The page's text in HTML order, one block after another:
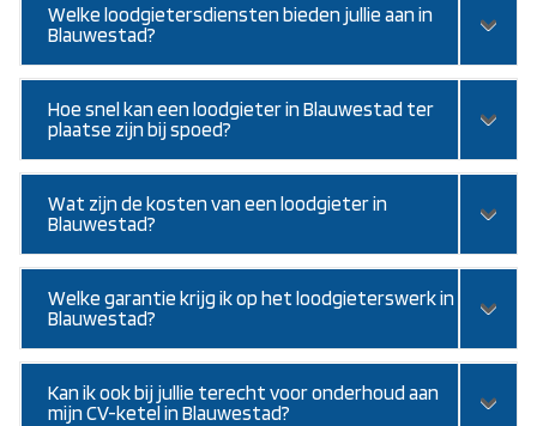
Welke loodgietersdiensten bieden jullie aan in
Blauwestad?
Hoe snel kan een loodgieter in Blauwestad ter
plaatse zijn bij spoed?
Wat zijn de kosten van een loodgieter in
Blauwestad?
Welke garantie krijg ik op het loodgieterswerk in
Blauwestad?
Kan ik ook bij jullie terecht voor onderhoud aan
mijn CV-ketel in Blauwestad?